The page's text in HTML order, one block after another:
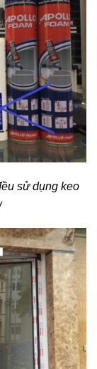
sử dụng keo